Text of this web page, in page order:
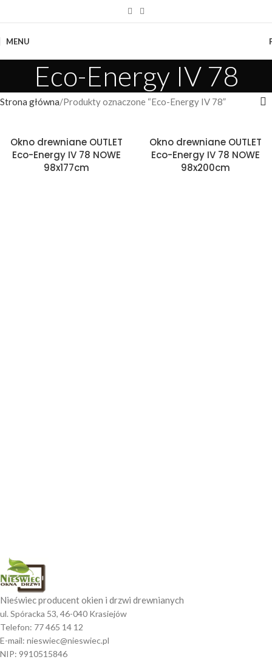
MENU
Eco-Energy IV 78
Strona główna Produkty oznaczone “Eco-Energy IV 78”
Okno drewniane OUTLET
Eco-Energy IV 78 NOWE
98x177cm
Okno drewniane OUTLET
Eco-Energy IV 78 NOWE
98x200cm
Nieświec producent okien i drzwi drewnianych
ul. Spóracka 53, 46-040 Krasiejów
Telefon: 77 465 14 12
E-mail: nieswiec@nieswiec.pl
NIP: 9910515846